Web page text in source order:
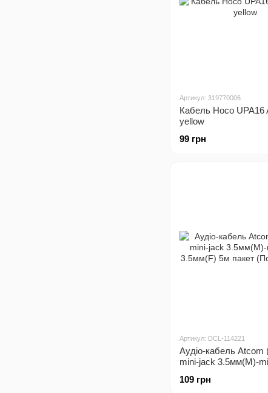
Артикул: 319770006
Кабель Hoco UPA16
yellow
99 грн
Артикул: DCL-114221
Аудіо-кабель Atcom
mini-jack 3.5мм(M)-
(Подовжувач)
109 грн